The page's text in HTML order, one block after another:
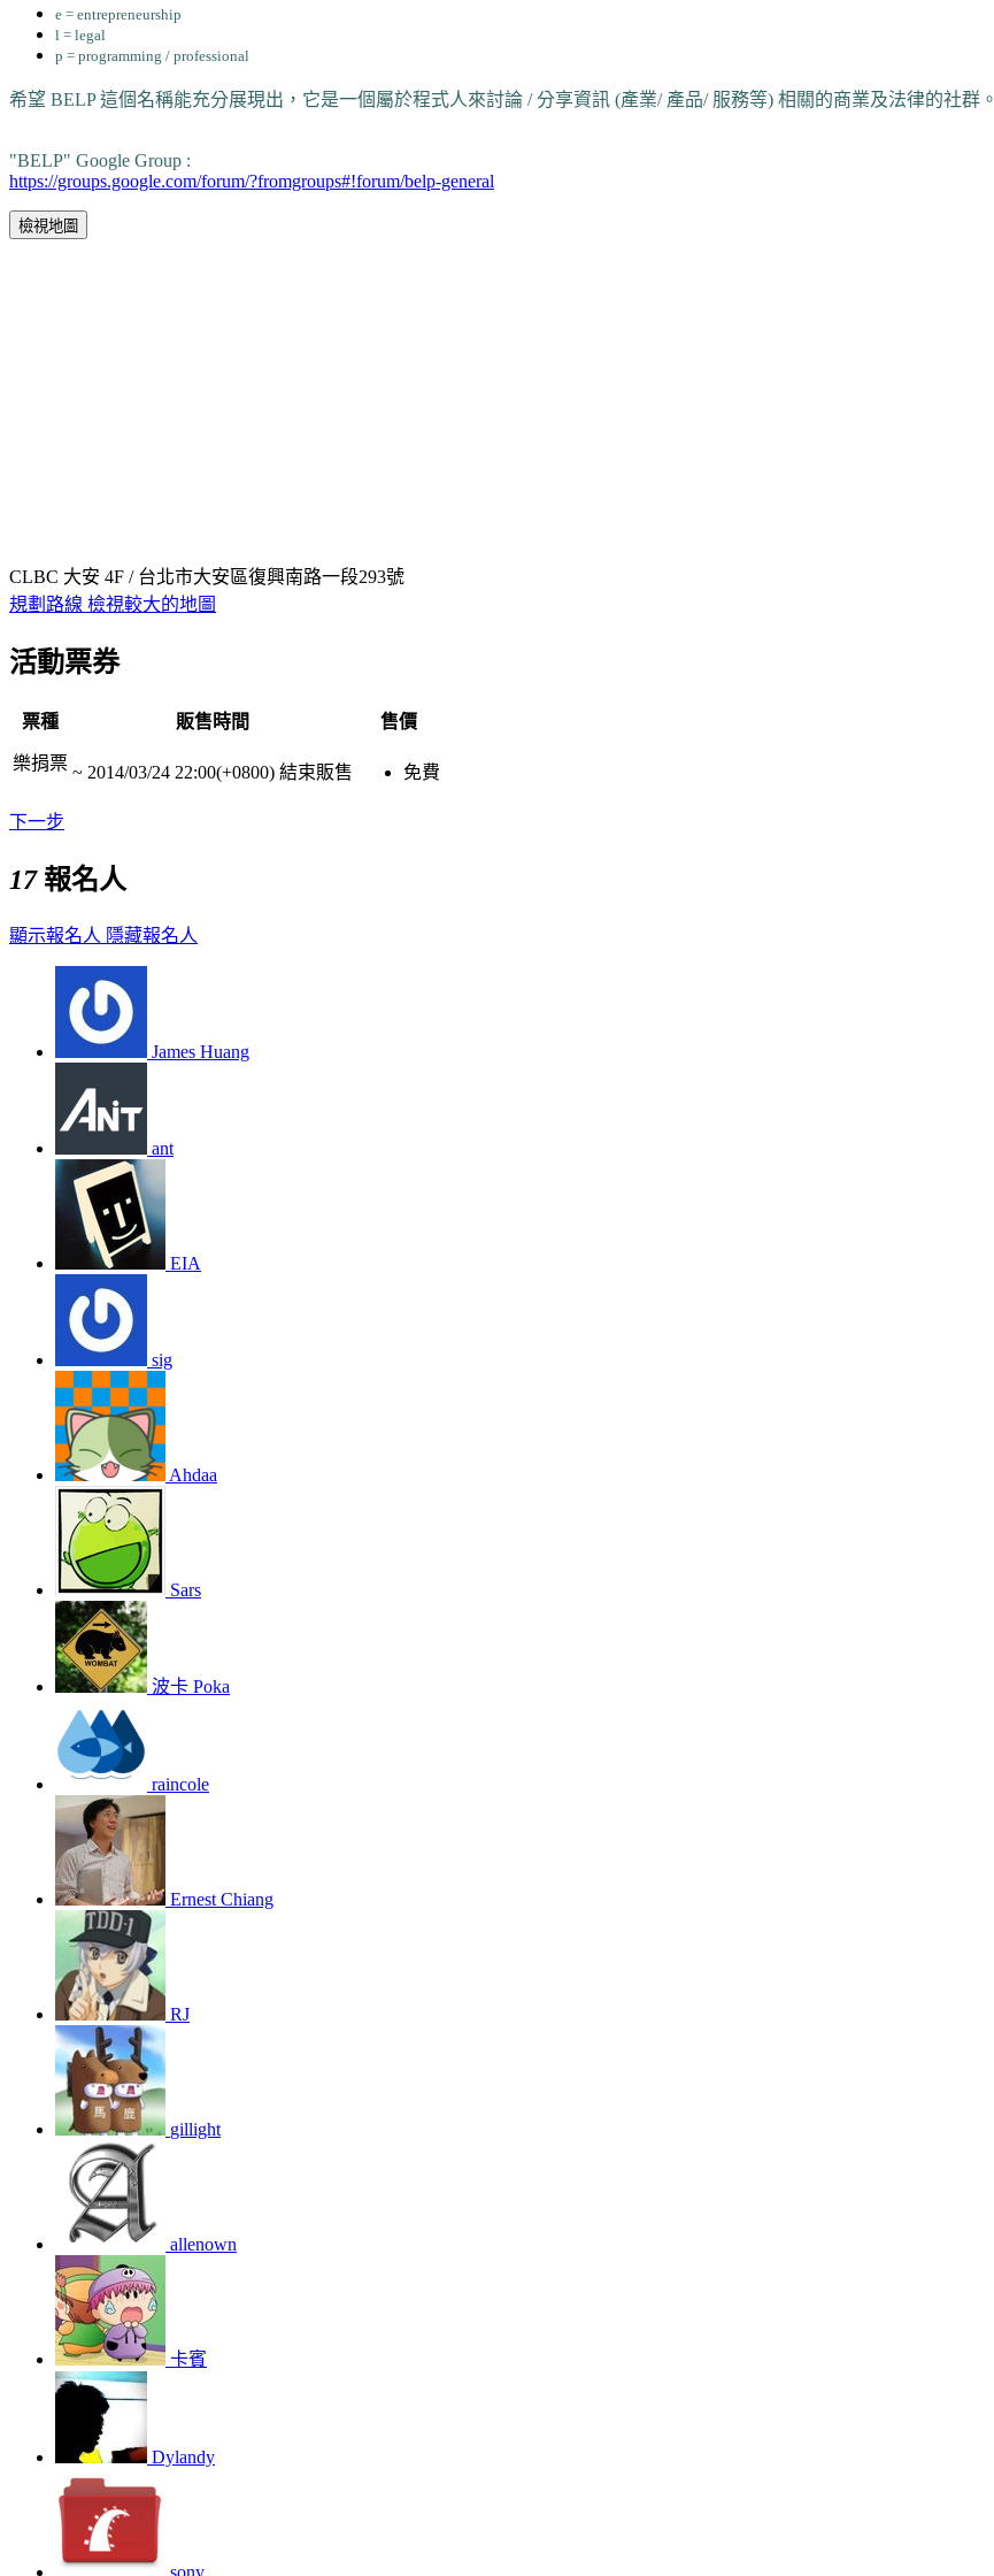
e = entrepreneurship
l = legal
p = programming / professional
希望 BELP 這個名稱能充分展現出，它是一個屬於程式人來討論 / 分享資訊 (產業/ 產品/ 服務等) 相關的商業及法律的社群。
"BELP" Google Group :
https://groups.google.com/forum/?fromgroups#!forum/belp-general
檢視地圖
CLBC 大安 4F / 台北市大安區復興南路一段293號
規劃路線 檢視較大的地圖
活動票券
票種 販售時間 售價
樂捐票 ~ 2014/03/24 22:00(+0800) 結束販售 免費
下一步
17報名人
顯示報名人 隱藏報名人
James Huang
ant
EIA
sig
Ahdaa
Sars
波卡 Poka
raincole
Ernest Chiang
RJ
gillight
allenown
卡賓
Dylandy
sony